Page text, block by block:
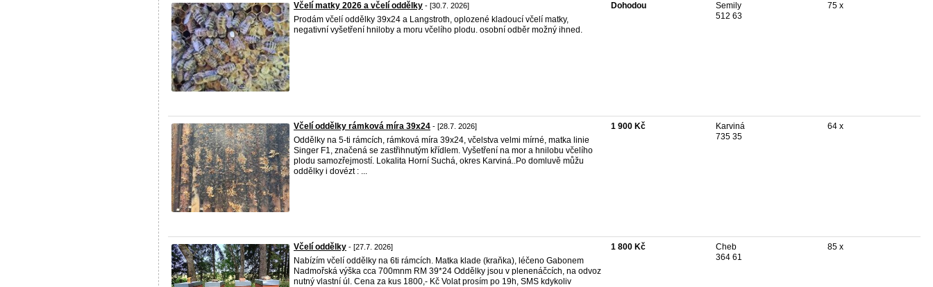
Včelí matky 2026 a včelí oddělky - [30.7. 2026]
Prodám včelí oddělky 39x24 a Langstroth, oplozené kladoucí včelí matky,
negativní vyšetření hniloby a moru včelího plodu. osobní odběr možný ihned.
Dohodou
Semily
512 63
75 x
Včelí oddělky rámková míra 39x24 - [28.7. 2026]
Oddělky na 5-ti rámcích, rámková míra 39x24, včelstva velmi mírné, matka linie
Singer F1, značená se zastřihnutým křídlem. Vyšetření na mor a hnilobu včelího
plodu samozřejmostí. Lokalita Horní Suchá, okres Karviná..Po domluvě můžu
oddělky i dovézt : ...
1 900 Kč
Karviná
735 35
64 x
Včelí oddělky - [27.7. 2026]
Nabízím včelí oddělky na 6ti rámcích. Matka klade (kraňka), léčeno Gabonem
Nadmořská výška cca 700mnm RM 39*24 Oddělky jsou v plenenáčcích, na odvoz
nutný vlastní úl. Cena za kus 1800,- Kč Volat prosím po 19h, SMS kdykoliv
1 800 Kč
Cheb
364 61
85 x